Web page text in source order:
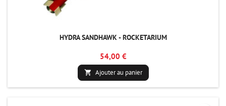
HYDRA SANDHAWK - ROCKETARIUM
54,00 €
 Ajouter au panier